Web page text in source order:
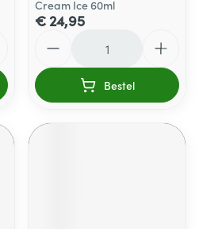
Cream Ice 60ml
€ 24,95
Bestel